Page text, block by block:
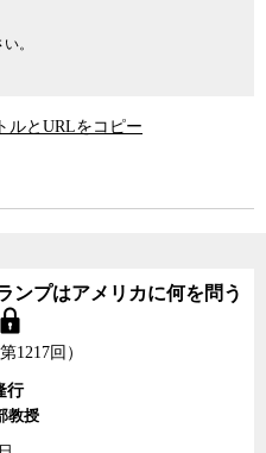
ランプの陣営がロシア政府と
る、いわゆる「ロシア疑惑」
メリカ政治史上最悪のスキャン
側近が相次いで起訴される中、
ているが、近々、大統領自身へ
ランプはロシアとの共謀に関
は、怖い物見たさ半分で様子
でトランプ政権の成果を見極め
ロシア疑惑捜査の行方がどうな
これまでのような出たとこ勝負
う。そうなった時にトランプ政
。
ルとURLをコピー
ンプはアメリカに何を問う
1217回）
行
教授